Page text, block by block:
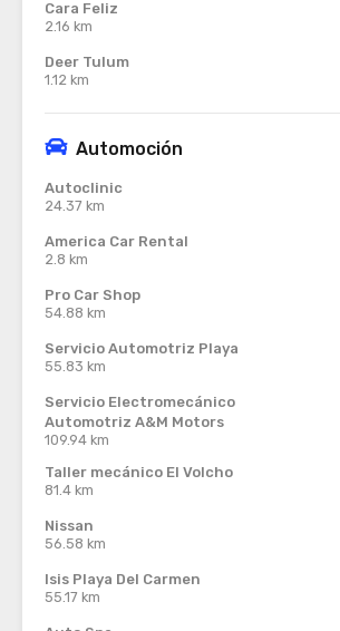
Cara Feliz
2.16 km
Deer Tulum
1.12 km
Automoción
Autoclinic
24.37 km
America Car Rental
2.8 km
Pro Car Shop
54.88 km
Servicio Automotriz Playa
55.83 km
Servicio Electromecánico
Automotriz A&M Motors
109.94 km
Taller mecánico El Volcho
81.4 km
Nissan
56.58 km
Isis Playa Del Carmen
55.17 km